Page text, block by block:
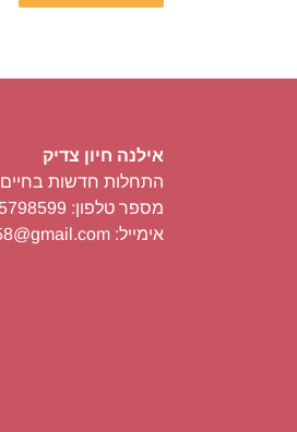
אילנה חיון צדיק
התחלות חדשות בחיים
מספר טלפון: 054-5798599
אימייל: ilanahz58@gmail.com